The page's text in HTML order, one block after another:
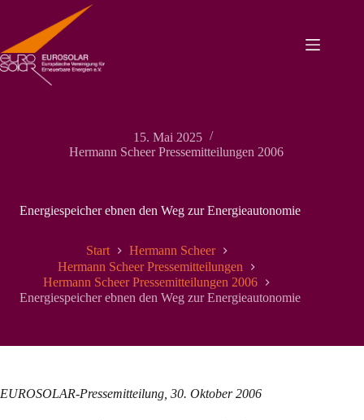
springen
15. Mai 2025
Hermann Scheer Pressemitteilungen 2006
Energiespeicher ebnen den Weg zur Energieautonomie
Start
Hermann Scheer
Hermann Scheer Pressemitteilungen
Hermann Scheer Pressemitteilungen 2006
Energiespeicher ebnen den Weg zur Energieautonomie
EUROSOLAR-Pressemitteilung, 30. Oktober 2006